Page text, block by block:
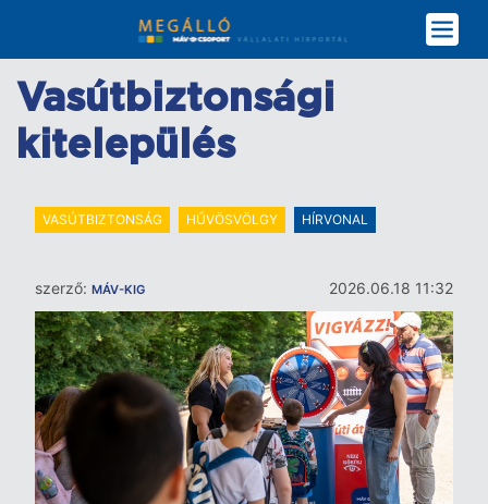
tartalomra
Vasútbiztonsági
kitelepülés
VASÚTBIZTONSÁG HŰVÖSVÖLGY HÍRVONAL
2026.06.18 11:32
szerző: MÁV-KIG